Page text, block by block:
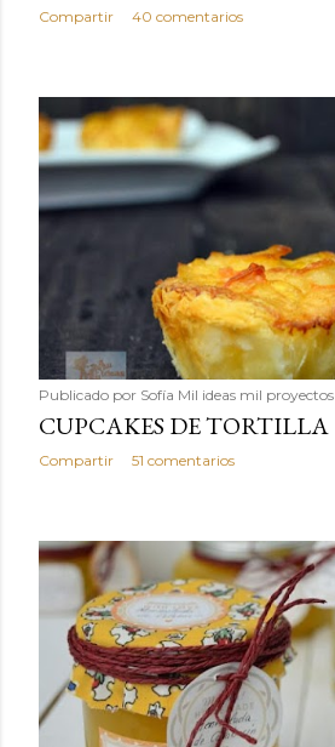
Compartir 40 comentarios
Publicado por Sofía Mil ideas mil proyectos
CUPCAKES DE TORTILLA
Compartir 51 comentarios